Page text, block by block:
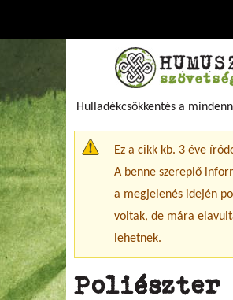
Hulladékcsökkentés a
Figyelmeztető
Ez a cikk kb. 3 éve
A benne szereplő
a megjelenés idején
voltak, de mára
lehetnek.
Poliészter